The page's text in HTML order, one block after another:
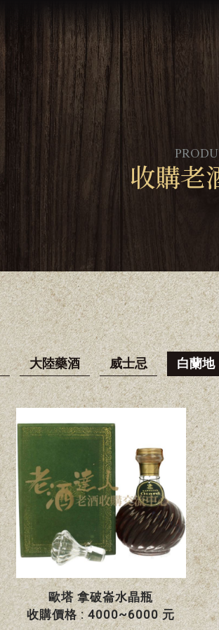
收購老
大陸藥酒 威士忌 白蘭地
歐塔 拿破崙水晶瓶
收購價格 : 4000~6000 元